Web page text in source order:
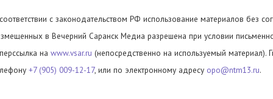
с законодательством РФ использование материалов без
в Вечерний Саранск Медиа разрешена при условии
на www.vsar.ru (непосредственно на используемый материал).
+7 (905) 009-12-17, или по электронному адресу opo@ntm13.ru.